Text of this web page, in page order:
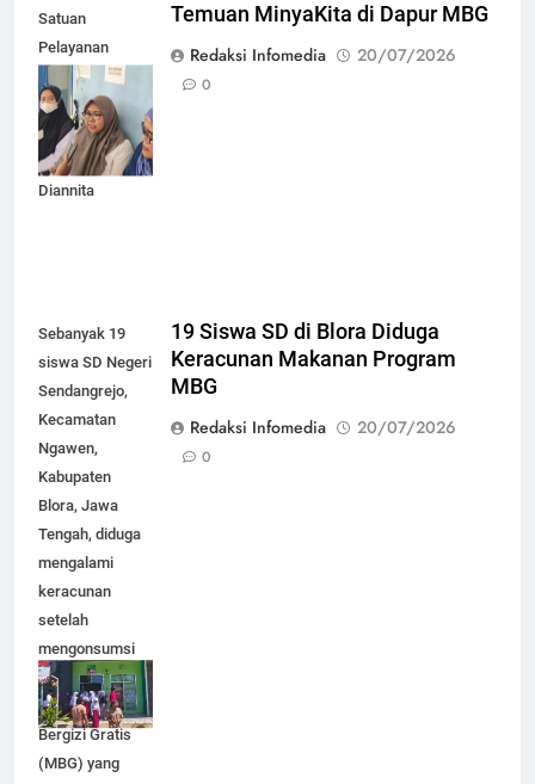
Satuan
Pelayanan
Pemenuhan Gizi
(SPPG)
Kabupaten
Blora, Artika
Diannita
Temuan MinyaKita di Dapur MBG
Redaksi Infomedia
20/07/2026
0
Sebanyak 19
siswa SD Negeri
Sendangrejo,
Kecamatan
Ngawen,
Kabupaten
Blora, Jawa
Tengah, diduga
mengalami
keracunan
setelah
mengonsumsi
makanan dalam
Program Makan
Bergizi Gratis
(MBG) yang
19 Siswa SD di Blora Diduga
Keracunan Makanan Program
MBG
Redaksi Infomedia
20/07/2026
0